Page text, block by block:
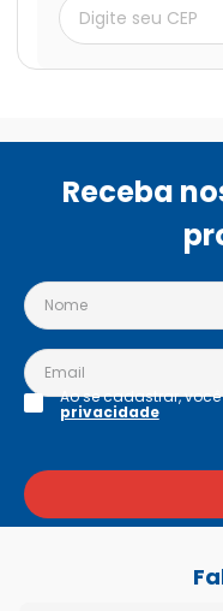
Receba
Ao se cadastrar,
privacidade